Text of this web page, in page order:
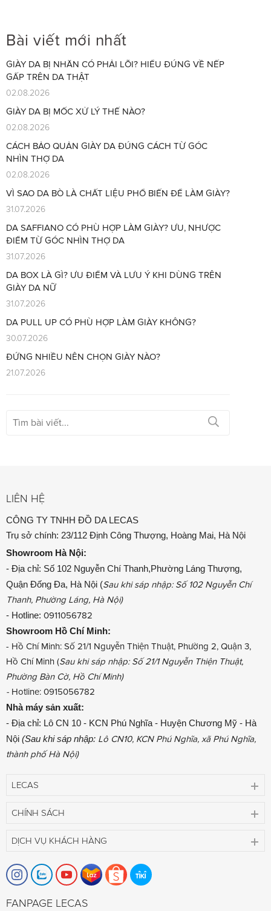
Bài viết mới nhất
GIÀY DA BỊ NHĂN CÓ PHẢI LỖI? HIỂU ĐÚNG VỀ NẾP
GẤP TRÊN DA THẬT
02.08.2026
GIÀY DA BỊ MỐC XỬ LÝ THẾ NÀO?
02.08.2026
CÁCH BẢO QUẢN GIÀY DA ĐÚNG CÁCH TỪ GÓC
NHÌN THỢ DA
02.08.2026
VÌ SAO DA BÒ LÀ CHẤT LIỆU PHỔ BIẾN ĐỂ LÀM GIÀY?
31.07.2026
DA SAFFIANO CÓ PHÙ HỢP LÀM GIÀY? ƯU, NHƯỢC
ĐIỂM TỪ GÓC NHÌN THỢ DA
31.07.2026
DA BOX LÀ GÌ? ƯU ĐIỂM VÀ LƯU Ý KHI DÙNG TRÊN
GIÀY DA NỮ
31.07.2026
DA PULL UP CÓ PHÙ HỢP LÀM GIÀY KHÔNG?
30.07.2026
ĐỨNG NHIỀU NÊN CHỌN GIÀY NÀO?
21.07.2026
LIÊN HỆ
CÔNG TY TNHH ĐỒ DA LECAS
Trụ sở chính: 23/112 Định Công Thượng, Hoàng Mai, Hà Nội
Showroom Hà Nội:
- Địa chỉ: Số 102 Nguyễn Chí Thanh,Phường Láng Thượng,
Quận Đống Đa, Hà Nội (Sau khi sáp nhập: Số 102 Nguyễn Chí
Thanh, Phường Láng, Hà Nội)
- Hotline: 0911056782
Showroom Hồ Chí Minh:
- Hồ Chí Minh: Số 21/1 Nguyễn Thiện Thuật, Phường 2, Quận 3,
Hồ Chí Minh (Sau khi sáp nhập: Số 21/1 Nguyễn Thiện Thuật,
Phường Bàn Cờ, Hồ Chí Minh)
- Hotline: 0915056782
Nhà máy sản xuất:
- Địa chỉ: Lô CN 10 - KCN Phú Nghĩa - Huyện Chương Mỹ - Hà
Nội (Sau khi sáp nhập: Lô CN10, KCN Phú Nghĩa, xã Phú Nghĩa,
thành phố Hà Nội)
LECAS
CHÍNH SÁCH
DỊCH VỤ KHÁCH HÀNG
FANPAGE LECAS